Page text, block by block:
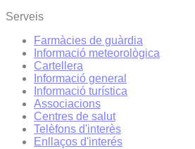
Serveis
Farmàcies de guàrdia
Informació meteorològica
Cartellera
Informació general
Informació turística
Associacions
Centres de salut
Telèfons d'interès
Enllaços d'interés